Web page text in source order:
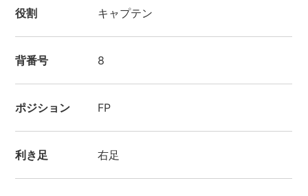
役割 キャプテン
背番号 8
ポジション FP
利き足 右足